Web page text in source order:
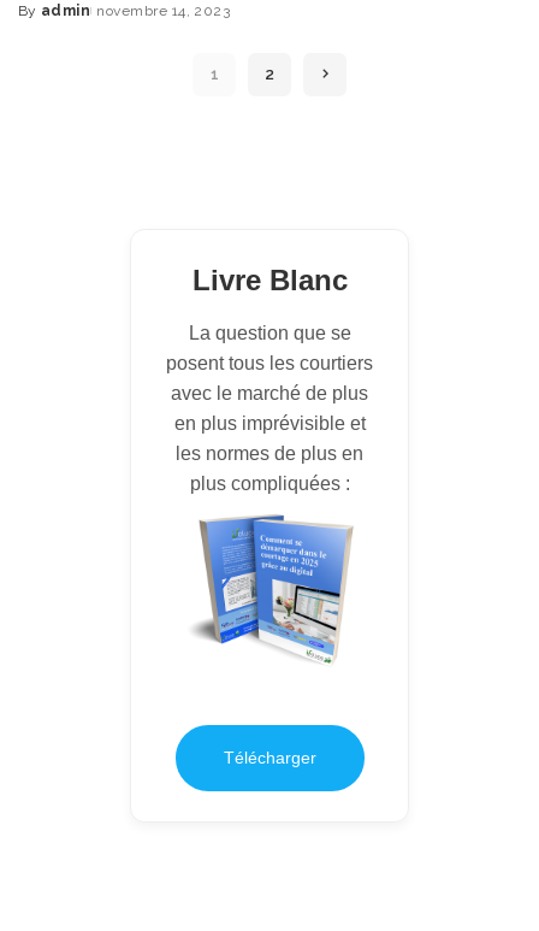
Posted
By admin novembre 14, 2023
1 2
Livre Blanc
La question que se
posent tous les courtiers
avec le marché de plus
en plus imprévisible et
les normes de plus en
plus compliquées :
Télécharger